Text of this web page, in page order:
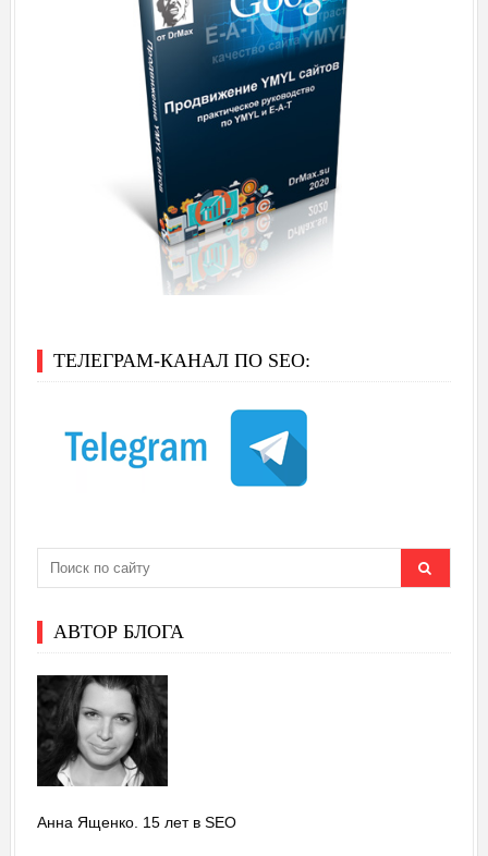
ТЕЛЕГРАМ-КАНАЛ ПО SEO:
АВТОР БЛОГА
Анна Ященко. 15 лет в SEO